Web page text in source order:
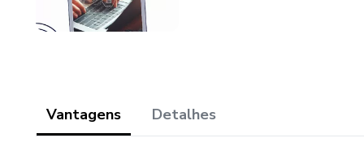
Vantagens Detalhes